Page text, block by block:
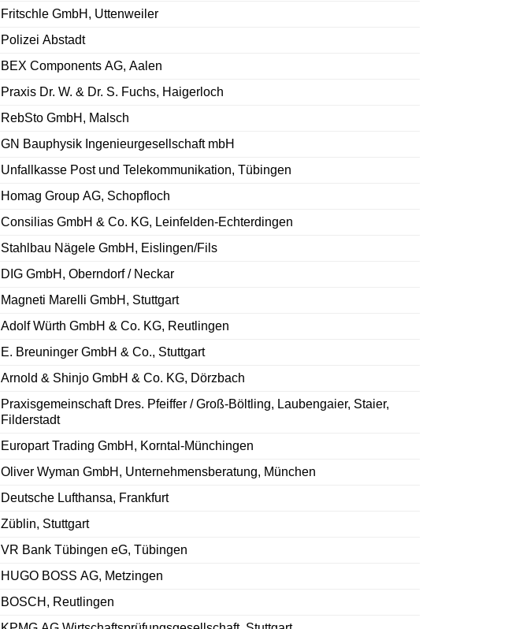
Fritschle GmbH, Uttenweiler
Polizei Abstadt
BEX Components AG, Aalen
Praxis Dr. W. & Dr. S. Fuchs, Haigerloch
RebSto GmbH, Malsch
GN Bauphysik Ingenieurgesellschaft mbH
Unfallkasse Post und Telekommunikation, Tübingen
Homag Group AG, Schopfloch
Consilias GmbH & Co. KG, Leinfelden-Echterdingen
Stahlbau Nägele GmbH, Eislingen/Fils
DIG GmbH, Oberndorf / Neckar
Magneti Marelli GmbH, Stuttgart
Adolf Würth GmbH & Co. KG, Reutlingen
E. Breuninger GmbH & Co., Stuttgart
Arnold & Shinjo GmbH & Co. KG, Dörzbach
Praxisgemeinschaft Dres. Pfeiffer / Groß-Böltling, Laubengaier, Staier,
Filderstadt
Europart Trading GmbH, Korntal-Münchingen
Oliver Wyman GmbH, Unternehmensberatung, München
Deutsche Lufthansa, Frankfurt
Züblin, Stuttgart
VR Bank Tübingen eG, Tübingen
HUGO BOSS AG, Metzingen
BOSCH, Reutlingen